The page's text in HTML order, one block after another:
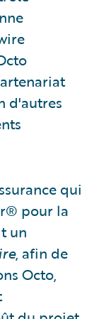
d'autres
qui
pour la
un
, afin de
Octo,